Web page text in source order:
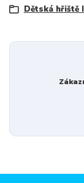
Dětská hřiště